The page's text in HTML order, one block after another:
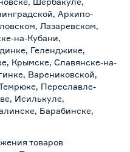
Архипо-
Лазаревском,
на-Кубани,
Геленджике,
Крымске, Славянске-на-
Варениковской,
Переславле-
Исилькуле,
Барабинске,
товаров